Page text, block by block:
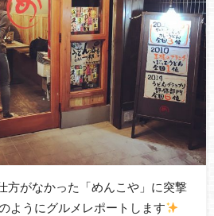
方がなかった「めんこや」に突撃
ようにグルメレポートします